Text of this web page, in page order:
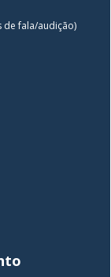
de fala/audição)